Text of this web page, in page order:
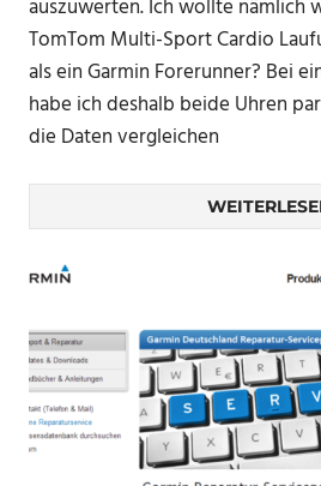
auszuwerten. Ich wollte nämlich
TomTom Multi-Sport Cardio
als ein Garmin Forerunner? Bei
habe ich deshalb beide Uhren
die Daten vergleichen